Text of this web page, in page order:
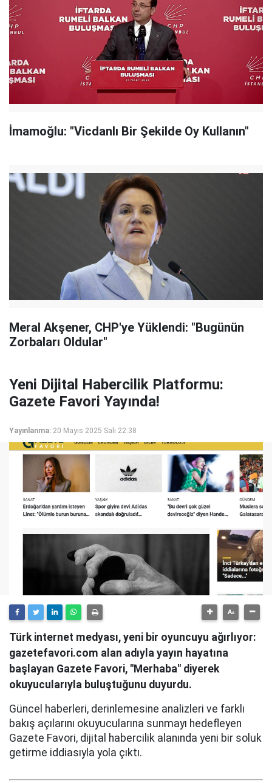
İmamoğlu: "Vicdanlı Bir Şekilde Oy Kullanın"
Meral Akşener, CHP'ye Yüklendi: "Bugünün
Zorbaları Oldular"
Yeni Dijital Habercilik Platformu:
Gazete Favori Yayında!
Yayınlanma: 20 Mayıs 2025 Salı 22:38
Türk internet medyası, yeni bir oyuncuyu ağırlıyor:
gazetefavori.com alan adıyla yayın hayatına
başlayan Gazete Favori, "Merhaba" diyerek
okuyucularıyla buluştuğunu duyurdu.
Güncel haberleri, derinlemesine analizleri ve farklı
bakış açılarını okuyucularına sunmayı hedefleyen
Gazete Favori, dijital habercilik alanında yeni bir soluk
getirme iddiasıyla yola çıktı.